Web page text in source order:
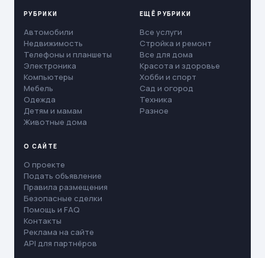
РУБРИКИ
Автомобили
Недвижимость
Телефоны и планшеты
Электроника
Компьютеры
Мебель
Одежда
Детям и мамам
Животные дома
ЕЩЁ РУБРИКИ
Все услуги
Стройка и ремонт
Все для дома
Красота и здоровье
Хобби и спорт
Сад и огород
Техника
Разное
О САЙТЕ
О проекте
Подать объявление
Правила размещения
Безопасные сделки
Помощь и FAQ
Контакты
Реклама на сайте
API для партнёров